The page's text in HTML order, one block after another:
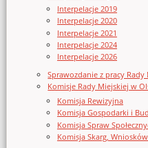
Interpelacje 2019
Interpelacje 2020
Interpelacje 2021
Interpelacje 2024
Interpelacje 2026
Sprawozdanie z pracy
Komisje Rady Miejskiej w
Komisja Rewizyjna
Komisja Gospodarki i
Komisja Spraw
Komisja Skarg,